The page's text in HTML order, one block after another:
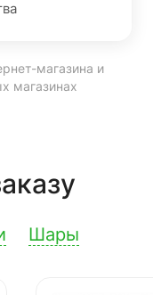
магазина и
магазинах
Шары